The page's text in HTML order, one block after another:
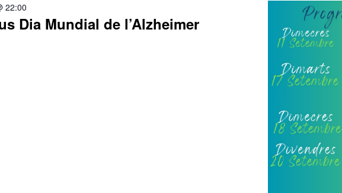
Dia Mundial de l’Alzheimer
22:00